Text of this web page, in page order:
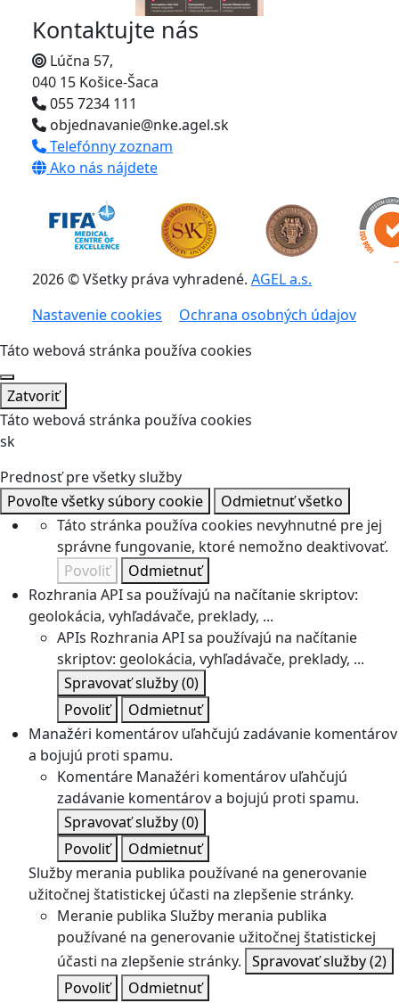
Kontaktujte nás
Lúčna 57,
040 15 Košice-Šaca
055 7234 111
objednavanie@nke.agel.sk
Telefónny zoznam
Ako nás nájdete
2026 © Všetky práva vyhradené. AGEL a.s.
Nastavenie cookies
Ochrana osobných údajov
Táto webová stránka používa cookies
Zatvoriť
Táto webová stránka používa cookies
sk
Prednosť pre všetky služby
Povoľte všetky súbory cookie
Odmietnuť všetko
Táto stránka používa cookies nevyhnutné pre jej
správne fungovanie, ktoré nemožno deaktivovať.
Povoliť
Odmietnuť
Rozhrania API sa používajú na načítanie skriptov:
geolokácia, vyhľadávače, preklady, ...
APIs Rozhrania API sa používajú na načítanie
skriptov: geolokácia, vyhľadávače, preklady, ...
Spravovať služby(0)
Povoliť
Odmietnuť
Manažéri komentárov uľahčujú zadávanie komentárov
a bojujú proti spamu.
Komentáre Manažéri komentárov uľahčujú
zadávanie komentárov a bojujú proti spamu.
Spravovať služby(0)
Povoliť
Odmietnuť
Služby merania publika používané na generovanie
užitočnej štatistickej účasti na zlepšenie stránky.
Meranie publika Služby merania publika
používané na generovanie užitočnej štatistickej
účasti na zlepšenie stránky. Spravovať služby(2)
Povoliť
Odmietnuť